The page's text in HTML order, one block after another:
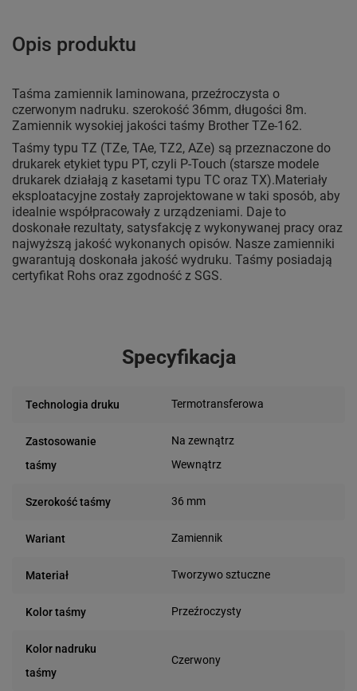
Opis produktu
Taśma zamiennik laminowana, przeźroczysta o
czerwonym nadruku. szerokość 36mm, długości 8m.
Zamiennik wysokiej jakości taśmy Brother TZe-162.
Taśmy typu TZ (TZe, TAe, TZ2, AZe) są przeznaczone do
drukarek etykiet typu PT, czyli P-Touch (starsze modele
drukarek działają z kasetami typu TC oraz TX).Materiały
eksploatacyjne zostały zaprojektowane w taki sposób, aby
idealnie współpracowały z urządzeniami. Daje to
doskonałe rezultaty, satysfakcję z wykonywanej pracy oraz
najwyższą jakość wykonanych opisów. Nasze zamienniki
gwarantują doskonała jakość wydruku. Taśmy posiadają
certyfikat Rohs oraz zgodność z SGS.
Specyfikacja
Technologia druku Termotransferowa
Zastosowanie
taśmy
Na zewnątrz
Wewnątrz
Szerokość taśmy 36 mm
Wariant Zamiennik
Materiał Tworzywo sztuczne
Kolor taśmy Przeźroczysty
Kolor nadruku
taśmy
Czerwony